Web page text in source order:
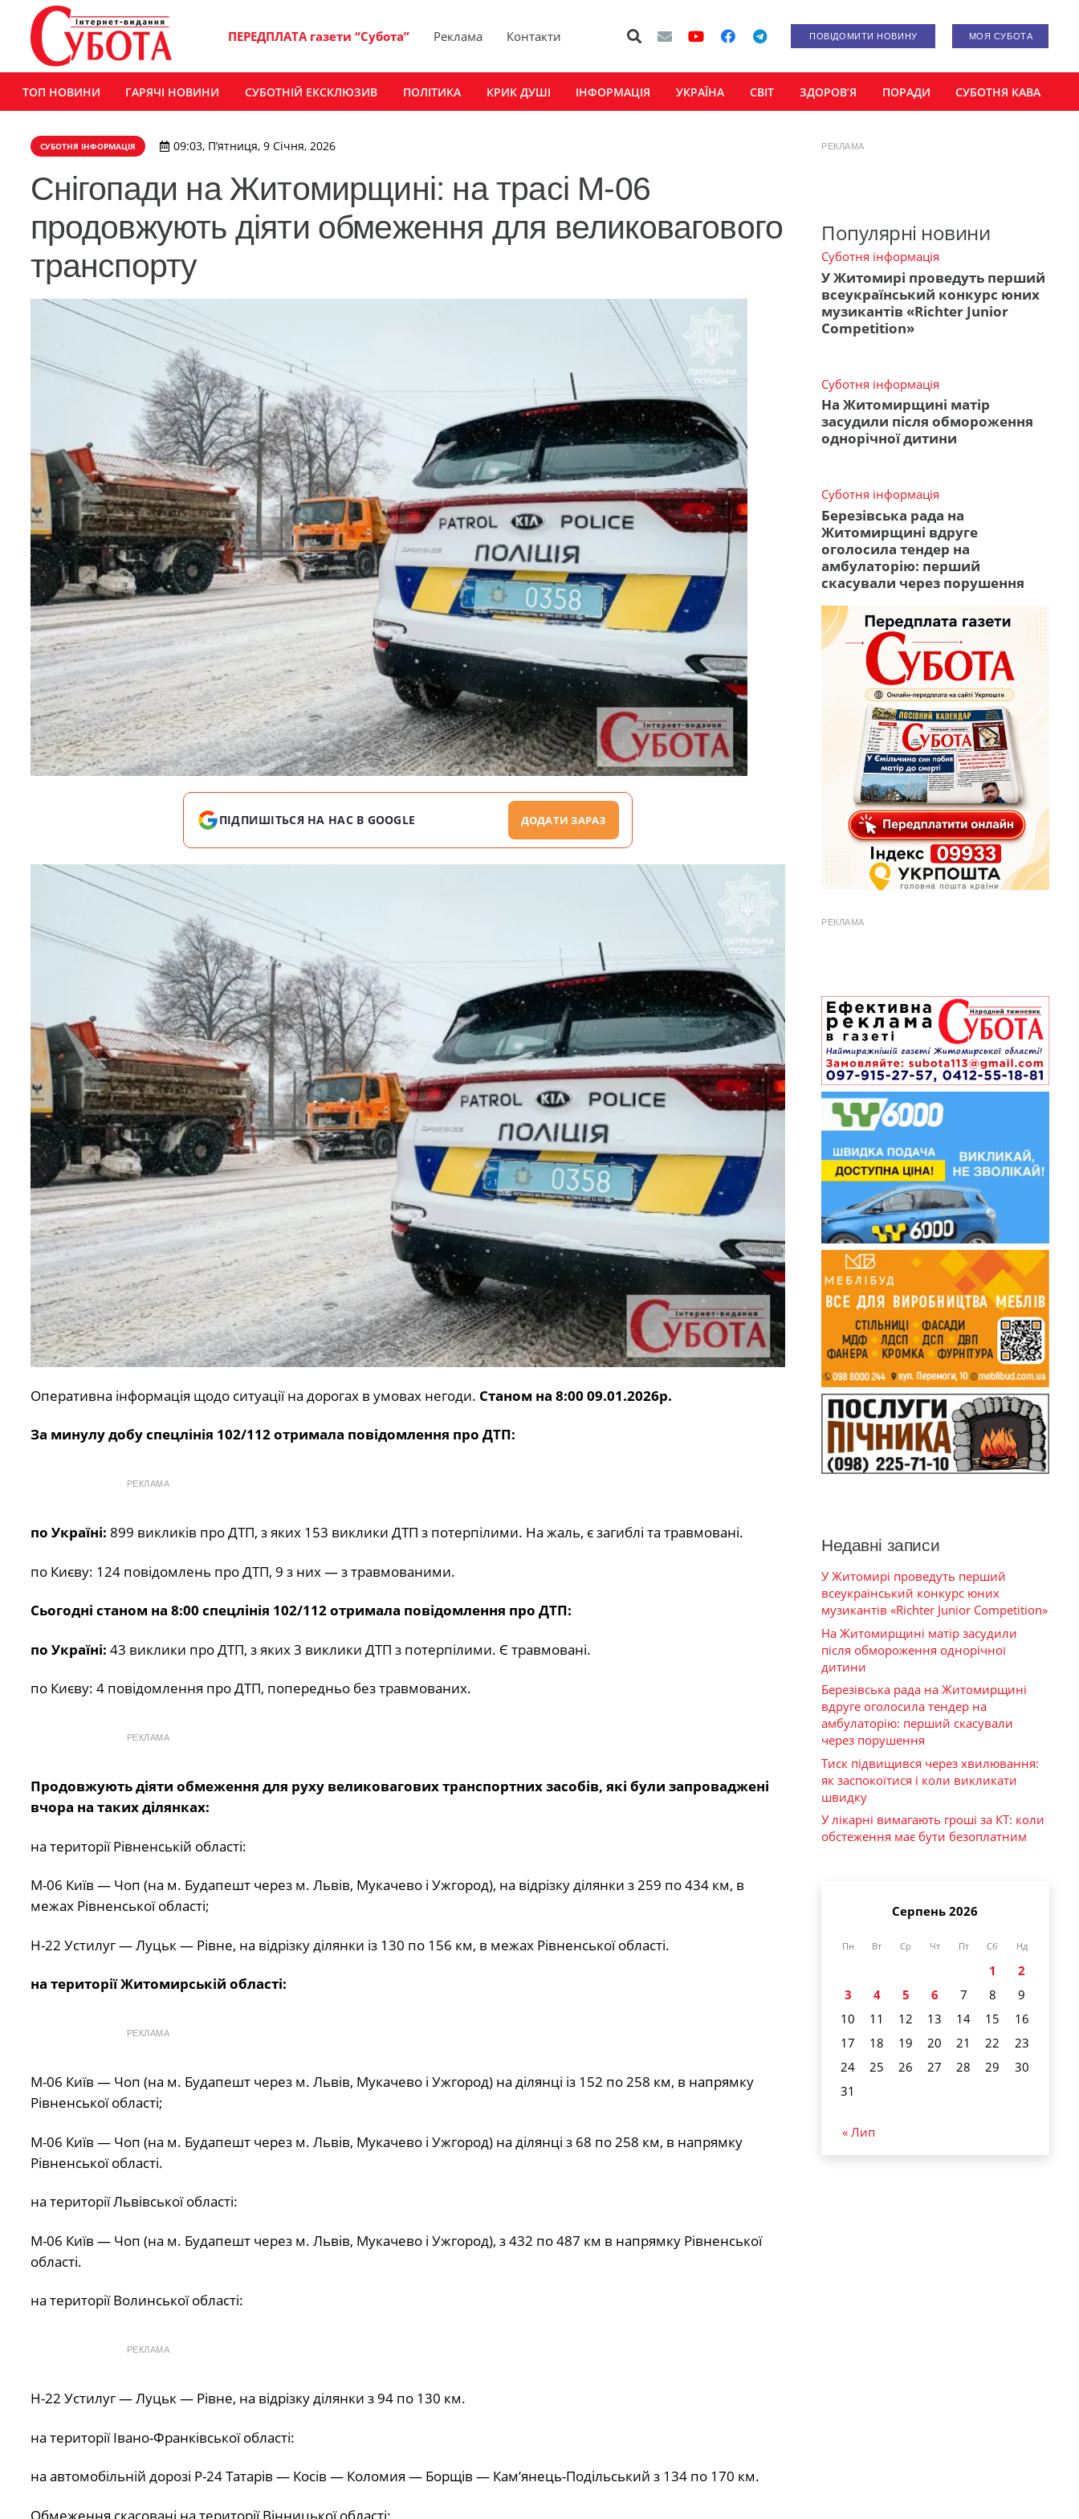
ПЕРЕДПЛАТА газети “Субота” Реклама Контакти ПОВІДОМИТИ НОВИНУ МОЯ СУБОТА
ТОП НОВИНИ ГАРЯЧІ НОВИНИ СУБОТНІЙ ЕКСКЛЮЗИВ ПОЛІТИКА КРИК ДУШІ ІНФОРМАЦІЯ УКРАЇНА СВІТ ЗДОРОВ’Я ПОРАДИ СУБОТНЯ КАВА
СУБОТНЯ ІНФОРМАЦІЯ 09:03, П’ятниця, 9 Січня, 2026
Снігопади на Житомирщині: на трасі М‑06
продовжують діяти обмеження для великовагового
транспорту
ПІДПИШІТЬСЯ НА НАС В GOOGLE ДОДАТИ ЗАРАЗ
Оперативна інформація щодо ситуації на дорогах в умовах негоди. Станом на 8:00 09.01.2026р.
За минулу добу спецлінія 102/112 отримала повідомлення про ДТП:
РЕКЛАМА
по Україні: 899 викликів про ДТП, з яких 153 виклики ДТП з потерпілими. На жаль, є загиблі та травмовані.
по Києву: 124 повідомлень про ДТП, 9 з них — з травмованими.
Сьогодні станом на 8:00 спецлінія 102/112 отримала повідомлення про ДТП:
по Україні: 43 виклики про ДТП, з яких 3 виклики ДТП з потерпілими. Є травмовані.
по Києву: 4 повідомлення про ДТП, попередньо без травмованих.
РЕКЛАМА
Продовжують діяти обмеження для руху великовагових транспортних засобів, які були запроваджені
вчора на таких ділянках:
на території Рівненській області:
М-06 Київ — Чоп (на м. Будапешт через м. Львів, Мукачево і Ужгород), на відрізку ділянки з 259 по 434 км, в
межах Рівненської області;
Н-22 Устилуг — Луцьк — Рівне, на відрізку ділянки із 130 по 156 км, в межах Рівненської області.
на території Житомирській області:
РЕКЛАМА
М-06 Київ — Чоп (на м. Будапешт через м. Львів, Мукачево і Ужгород) на ділянці із 152 по 258 км, в напрямку
Рівненської області;
М-06 Київ — Чоп (на м. Будапешт через м. Львів, Мукачево і Ужгород) на ділянці з 68 по 258 км, в напрямку
Рівненської області.
на території Львівської області:
М-06 Київ — Чоп (на м. Будапешт через м. Львів, Мукачево і Ужгород), з 432 по 487 км в напрямку Рівненської
області.
на території Волинської області:
РЕКЛАМА
Н-22 Устилуг — Луцьк — Рівне, на відрізку ділянки з 94 по 130 км.
на території Івано-Франківської області:
на автомобільній дорозі Р-24 Татарів — Косів — Коломия — Борщів — Кам’янець-Подільський з 134 по 170 км.
Обмеження скасовані на території Вінницької області:
РЕКЛАМА
Популярні новини
Суботня інформація
У Житомирі проведуть перший
всеукраїнський конкурс юних
музикантів «Richter Junior
Competition»
Суботня інформація
На Житомирщині матір
засудили після обмороження
однорічної дитини
Суботня інформація
Березівська рада на
Житомирщині вдруге
оголосила тендер на
амбулаторію: перший
скасували через порушення
РЕКЛАМА
Недавні записи
У Житомирі проведуть перший
всеукраїнський конкурс юних
музикантів «Richter Junior Competition»
На Житомирщині матір засудили
після обмороження однорічної
дитини
Березівська рада на Житомирщині
вдруге оголосила тендер на
амбулаторію: перший скасували
через порушення
Тиск підвищився через хвилювання:
як заспокоїтися і коли викликати
швидку
У лікарні вимагають гроші за КТ: коли
обстеження має бути безоплатним
Серпень 2026
Пн Вт Ср Чт Пт Сб Нд
1
2
3
4 5 6 7 8
9
10
11 12 13 14 15
16
17
18 19 20 21 22
23
24
25 26 27 28 29
30
31
« Лип